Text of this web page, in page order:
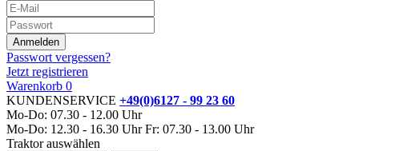
Passwort vergessen?
Jetzt registrieren
Warenkorb 0
KUNDENSERVICE +49(0)6127 - 99 23 60
Mo-Do: 07.30 - 12.00 Uhr
Mo-Do: 12.30 - 16.30 Uhr Fr: 07.30 - 13.00 Uhr
Traktor auswählen